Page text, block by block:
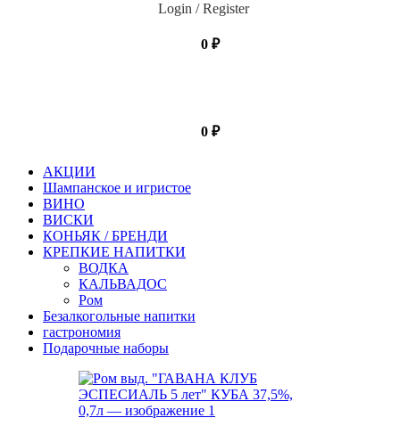
Login / Register
0 ₽
0 ₽
АКЦИИ
Шампанское и игристое
ВИНО
ВИСКИ
КОНЬЯК / БРЕНДИ
КРЕПКИЕ НАПИТКИ
ВОДКА
КАЛЬВАДОС
Ром
Безалкогольные напитки
гастрономия
Подарочные наборы